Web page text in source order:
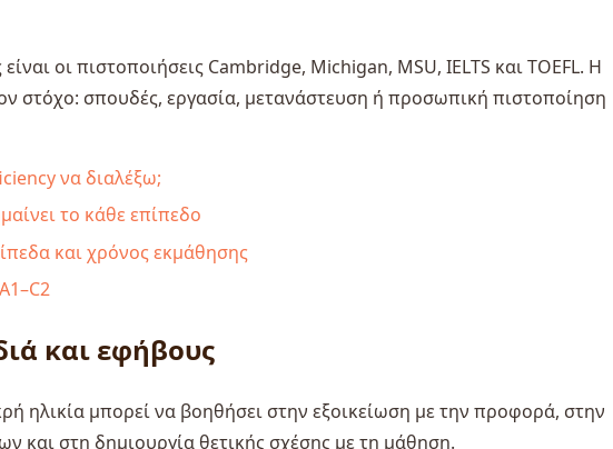
είναι οι πιστοποιήσεις Cambridge, Michigan, MSU, IELTS και TOEFL. Η
στόχο: σπουδές, εργασία, μετανάστευση ή προσωπική πιστοποίηση
να διαλέξω;
το κάθε επίπεδο
και χρόνος εκμάθησης
και εφήβους
ηλικία μπορεί να βοηθήσει στην εξοικείωση με την προφορά, στην
και στη δημιουργία θετικής σχέσης με τη μάθηση.